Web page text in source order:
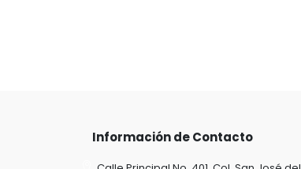
Información de Contacto